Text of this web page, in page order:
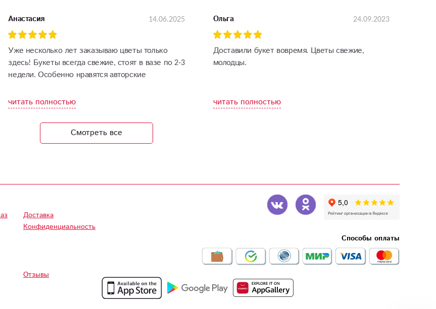
Анастасия 14.06.2025
Уже несколько лет заказываю цветы только
здесь! Букеты всегда свежие, стоят в вазе по 2-3
недели. Особенно нравятся авторские
искусства. Ни разу не было повода для
разочарования
читать полностью
Ольга 24.09.2023
Доставили букет вовремя. Цветы свежие,
молодцы.
читать полностью
Смотреть все
Доставка
Конфиденциальность
Отзывы
Способы оплаты